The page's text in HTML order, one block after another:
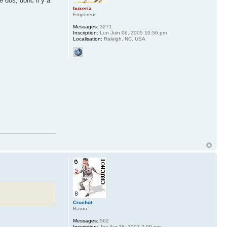
buxeria
Empereur
Messages: 3271
Inscription: Lun Juin 06, 2005 10:56 pm
Localisation: Raleigh, NC, USA
Cruchot
Baron
Messages: 562